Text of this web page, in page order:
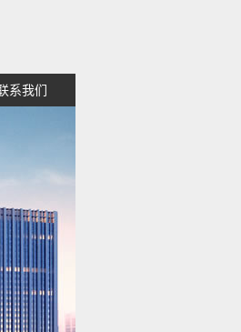
湖青山
系我们